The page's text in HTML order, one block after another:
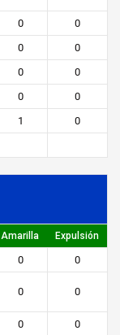
0
0
0
0
0
0
0
0
1
0
Amarilla Expulsión
0
0
0 0
0
0